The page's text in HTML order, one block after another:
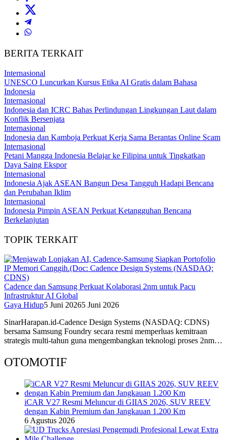
BERITA TERKAIT
Internasional
UNESCO Luncurkan Kursus Etika AI Gratis dalam Bahasa
Indonesia
Internasional
Indonesia dan ICRC Bahas Perlindungan Lingkungan Laut dalam
Konflik Bersenjata
Internasional
Indonesia dan Kamboja Perkuat Kerja Sama Berantas Online Scam
Internasional
Petani Mangga Indonesia Belajar ke Filipina untuk Tingkatkan
Daya Saing Ekspor
Internasional
Indonesia Ajak ASEAN Bangun Desa Tangguh Hadapi Bencana
dan Perubahan Iklim
Internasional
Indonesia Pimpin ASEAN Perkuat Ketangguhan Bencana
Berkelanjutan
TOPIK TERKAIT
Cadence dan Samsung Perkuat Kolaborasi 2nm untuk Pacu
Infrastruktur AI Global
Gaya Hidup5 Juni 20265 Juni 2026
SinarHarapan.id-Cadence Design Systems (NASDAQ: CDNS)
bersama Samsung Foundry secara resmi memperluas kemitraan
strategis multi-tahun guna mengembangkan teknologi proses 2nm…
OTOMOTIF
iCAR V27 Resmi Meluncur di GIIAS 2026, SUV REEV
dengan Kabin Premium dan Jangkauan 1.200 Km
6 Agustus 2026